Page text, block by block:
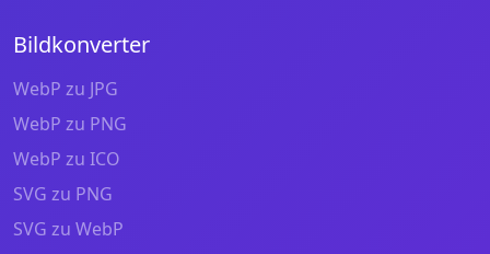
Bildkonverter
WebP zu JPG
WebP zu PNG
WebP zu ICO
SVG zu PNG
SVG zu WebP